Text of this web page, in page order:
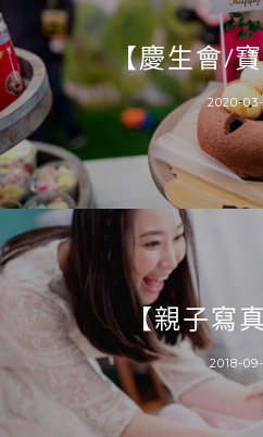
【慶生會/
2020-
【親子寫
2018-